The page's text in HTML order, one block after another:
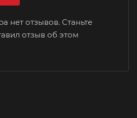
нет отзывов. Станьте
отзыв об этом